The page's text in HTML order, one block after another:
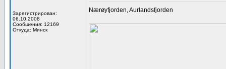
Зарегистрирован:
06.10.2008
Сообщения: 12169
Откуда: Минск
Nærøyfjorden, Aurlandsfjorden